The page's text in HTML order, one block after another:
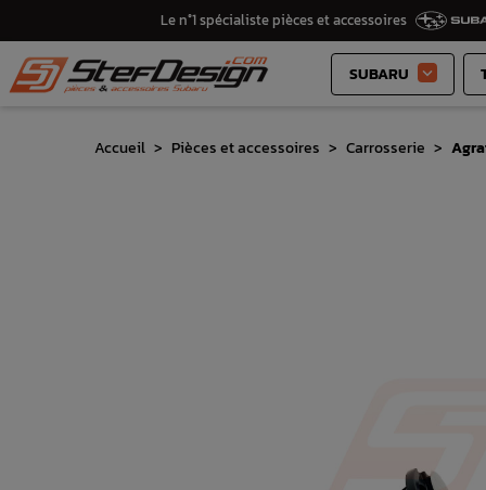
Le n°1 spécialiste pièces et accessoires
SUBARU 
Accueil Pièces et accessoires Carrosserie